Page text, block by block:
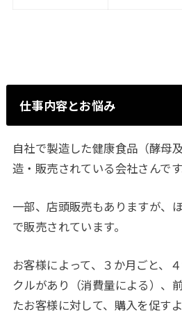
仕事内容とお悩み
自社で製造した健康食品（酵母
造・販売されている会社さんです
一部、店頭販売もありますが、
で販売されています。
お客様によって、３か月ごと、
クルがあり（消費量による）、
たお客様に対して、購入を促す